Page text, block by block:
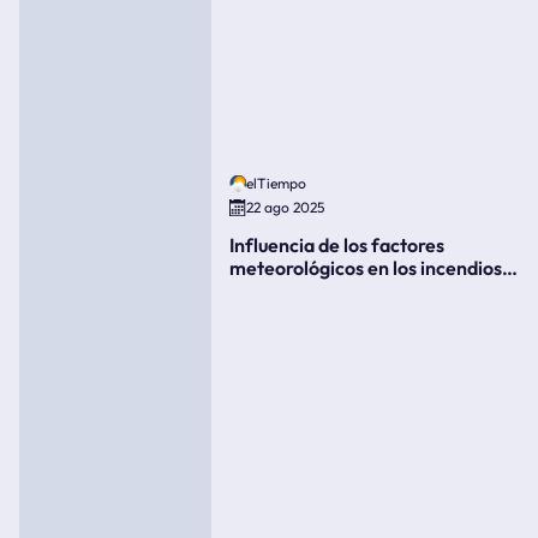
elTiempo
22 ago 2025
Influencia de los factores
meteorológicos en los incendios